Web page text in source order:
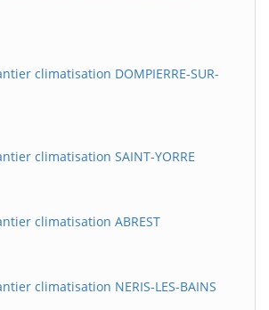
climatisation DOMPIERRE-SUR-
climatisation SAINT-YORRE
climatisation ABREST
climatisation NERIS-LES-BAINS